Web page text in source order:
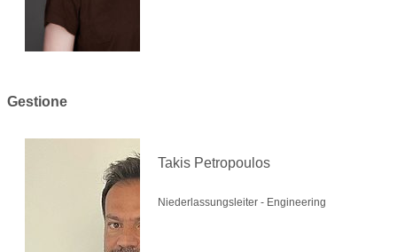
Gestione
Takis Petropoulos
Niederlassungsleiter - Engineering